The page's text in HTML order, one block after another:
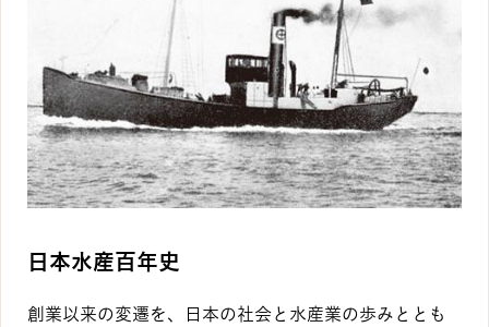
日本水産百年史
創業以来の変遷を、日本の社会と水産業の歩みととも